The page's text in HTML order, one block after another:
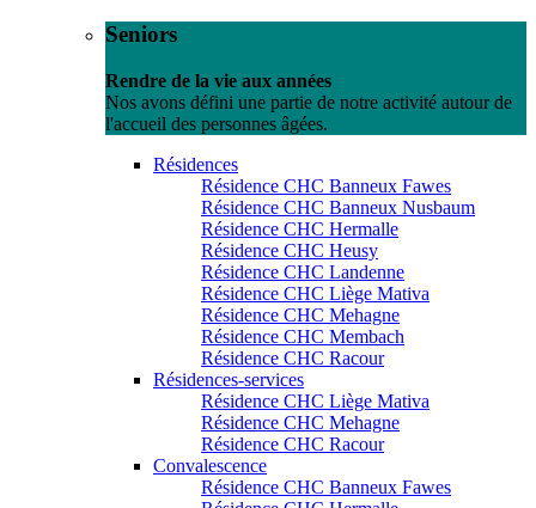
Seniors
Rendre de la vie aux années
Nos avons défini une partie de notre activité autour de
l'accueil des personnes âgées.
Résidences
Résidence CHC Banneux Fawes
Résidence CHC Banneux Nusbaum
Résidence CHC Hermalle
Résidence CHC Heusy
Résidence CHC Landenne
Résidence CHC Liège Mativa
Résidence CHC Mehagne
Résidence CHC Membach
Résidence CHC Racour
Résidences-services
Résidence CHC Liège Mativa
Résidence CHC Mehagne
Résidence CHC Racour
Convalescence
Résidence CHC Banneux Fawes